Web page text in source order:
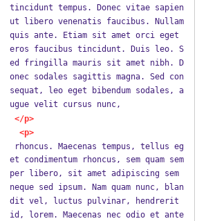
tincidunt tempus. Donec vitae sapien
ut libero venenatis faucibus. Nullam
quis ante. Etiam sit amet orci eget
eros faucibus tincidunt. Duis leo. S
ed fringilla mauris sit amet nibh. D
onec sodales sagittis magna. Sed con
sequat, leo eget bibendum sodales, a
ugue velit cursus nunc,
</p>
<p>
et condimentum rhoncus, sem quam sem
per libero, sit amet adipiscing sem
neque sed ipsum. Nam quam nunc, blan
dit vel, luctus pulvinar, hendrerit
id, lorem. Maecenas nec odio et ante